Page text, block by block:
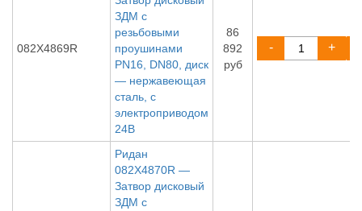
082X4869R
ЗДМ с
резьбовыми
проушинами
PN16, DN80, диск
— нержавеющая
сталь, с
электроприводом
24В
86
892
руб
- +
Ридан
082X4870R —
Затвор дисковый
ЗДМ с